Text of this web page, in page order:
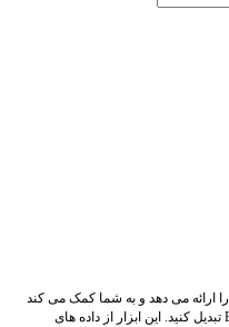
مبدل LBank نرخ مبادله بلادرنگ GUA و EUR را ارائه می دهد و به شما کمک می کند
به راحتی SUPERFORTUNE(GUA) را به EUR تبدیل کنید. این ابزار از داده های